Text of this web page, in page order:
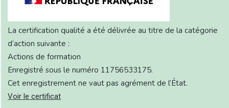
La certification qualité a été délivrée au titre de la catégorie
d’action suivante :
Actions de formation
Enregistré sous le numéro 11756533175.
Cet enregistrement ne vaut pas agrément de l’État.
Voir le certificat